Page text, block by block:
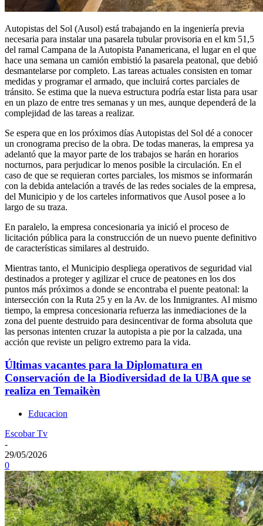
Autopistas del Sol (Ausol) está trabajando en la ingeniería previa
necesaria para instalar una pasarela tubular provisoria en el km 51,5
del ramal Campana de la Autopista Panamericana, el lugar en el que
hace una semana un camión embistió la pasarela peatonal, que debió
desmantelarse por completo. Las tareas actuales consisten en tomar
medidas y programar el armado, que incluirá cortes parciales de
tránsito. Se estima que la nueva estructura podría estar lista para usar
en un plazo de entre tres semanas y un mes, aunque dependerá de la
complejidad de las tareas a realizar.
Se espera que en los próximos días Autopistas del Sol dé a conocer
un cronograma preciso de la obra. De todas maneras, la empresa ya
adelantó que la mayor parte de los trabajos se harán en horarios
nocturnos, para perjudicar lo menos posible la circulación. En el
caso de que se requieran cortes parciales, los mismos se informarán
con la debida antelación a través de las redes sociales de la empresa,
del Municipio y de los carteles informativos que Ausol posee a lo
largo de su traza.
En paralelo, la empresa concesionaria ya inició el proceso de
licitación pública para la construcción de un nuevo puente definitivo
de características similares al destruido.
Mientras tanto, el Municipio despliega operativos de seguridad vial
destinados a proteger y agilizar el cruce de peatones en los dos
puntos más próximos a donde se encontraba el puente peatonal: la
intersección con la Ruta 25 y en la Av. de los Inmigrantes. Al mismo
tiempo, la empresa concesionaria refuerza las inmediaciones de la
zona del puente destruido para desincentivar de forma absoluta que
las personas intenten cruzar la autopista a pie por la calzada, una
acción que reviste un peligro extremo para la vida.
Últimas vacantes para la Diplomatura en
Conservación de la Biodiversidad de la UBA que se
realiza en Temaikèn
Educacion
Escobar Tv
-
29/05/2026
0